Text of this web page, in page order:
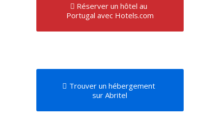
Réserver un hôtel au
Portugal avec Hotels.com
Trouver un hébergement
sur Abritel